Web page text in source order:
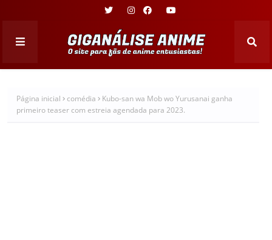
Página inicial comédia
Kubo-san wa Mob wo Yurusanai ganha
primeiro teaser com estreia agendada para 2023.